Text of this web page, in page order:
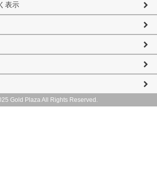
表示
Gold Plaza All Rights Reserved.